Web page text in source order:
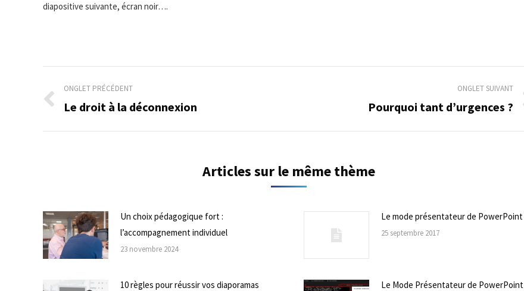
diapositive suivante, écran noir….
Navigation
de
commentaire
ONGLET PRÉCÉDENT
Onglet
Le droit à la déconnexion
ONGLET SUIVANT
Pourquoi tant d’urgences ?
Articles sur le même thème
Un choix pédagogique fort :
l’accompagnement individuel
23 novembre 2024
Le mode présentateur de PowerPoint
25 septembre 2017
10 règles pour réussir vos diaporamas
Le Mode Présentateur de PowerPoint